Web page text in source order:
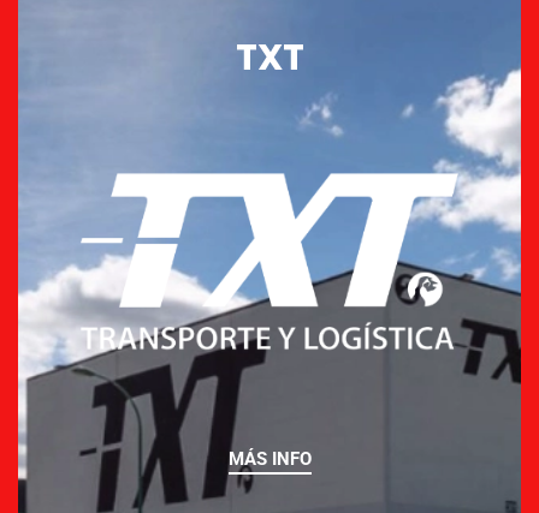
TXT
MÁS INFO